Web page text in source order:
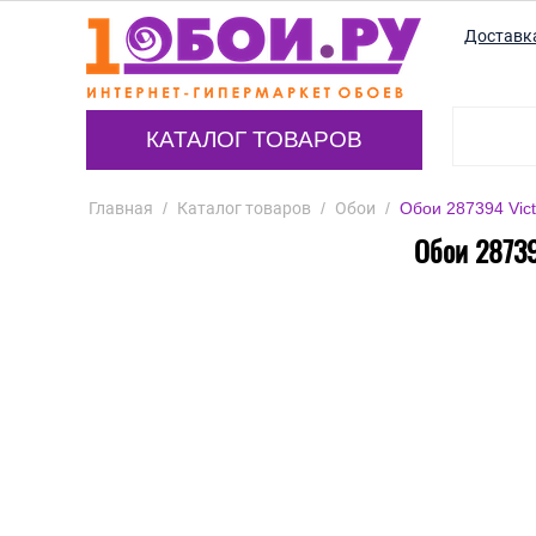
КАТАЛОГ ТОВАРОВ
Главная / Каталог товаров / Обои / Обои 287394
Обои